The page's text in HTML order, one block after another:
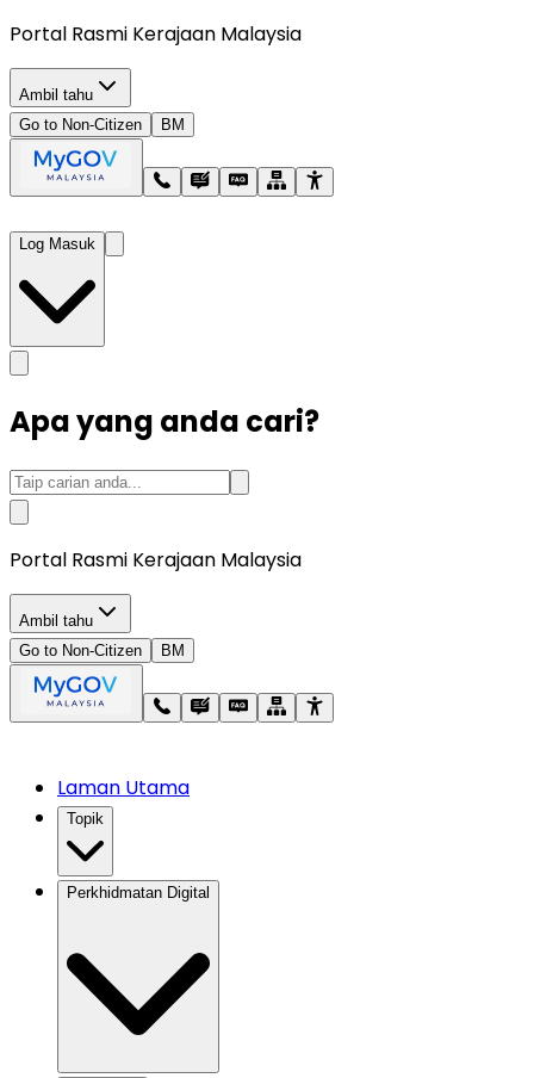
Portal Rasmi Kerajaan Malaysia
Ambil tahu
Go to Non-Citizen
BM
Log Masuk
Apa yang anda cari?
Portal Rasmi Kerajaan Malaysia
Ambil tahu
Go to Non-Citizen
BM
Laman Utama
Topik
Perkhidmatan Digital